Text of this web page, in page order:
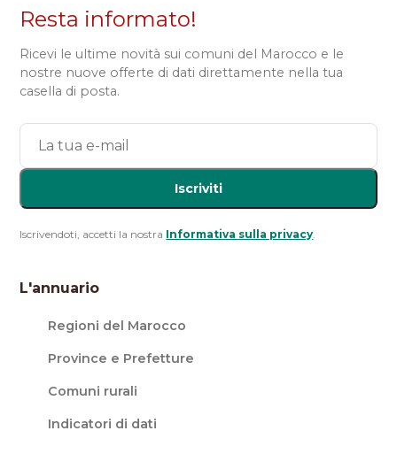
Resta informato!
Ricevi le ultime novità sui comuni del Marocco e le
nostre nuove offerte di dati direttamente nella tua
casella di posta.
Iscriviti
Iscrivendoti, accetti la nostra Informativa sulla privacy.
L'annuario
Regioni del Marocco
Province e Prefetture
Comuni rurali
Indicatori di dati